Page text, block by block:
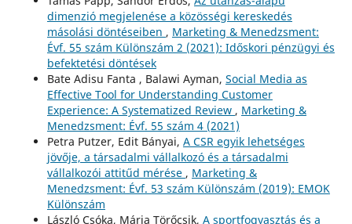
dimenzió megjelenése a közösségi kereskedés
másolási döntéseiben , Marketing & Menedzsment:
Évf. 55 szám Különszám 2 (2021): Időskori pénzügyi és
befektetési döntések
Bate Adisu Fanta , Balawi Ayman, Social Media as
Effective Tool for Understanding Customer
Experience: A Systematized Review , Marketing &
Menedzsment: Évf. 55 szám 4 (2021)
Petra Putzer, Edit Bányai, A CSR egyik lehetséges
jövője, a társadalmi vállalkozó és a társadalmi
vállalkozói attitűd mérése , Marketing &
Menedzsment: Évf. 53 szám Különszám (2019): EMOK
Különszám
László Csóka, Mária Törőcsik, A sportfogyasztás és a